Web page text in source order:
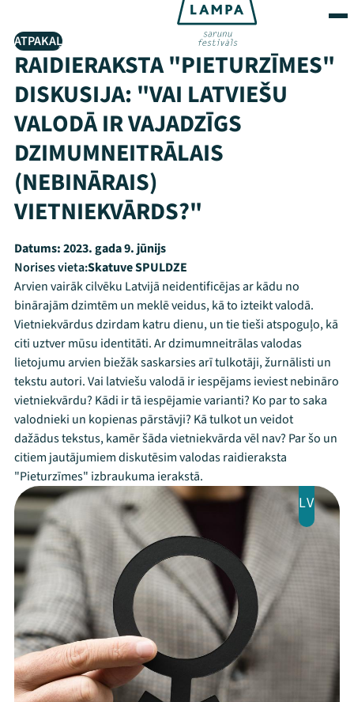
ATPAKAĻ
RAIDIERAKSTA "PIETURZĪMES"
DISKUSIJA: "VAI LATVIEŠU
VALODĀ IR VAJADZĪGS
DZIMUMNEITRĀLAIS
(NEBINĀRAIS)
VIETNIEKVĀRDS?"
Datums:2023. gada 9. jūnijs
Norises vieta:Skatuve SPULDZE
Arvien vairāk cilvēku Latvijā neidentificējas ar kādu no
binārajām dzimtēm un meklē veidus, kā to izteikt valodā.
Vietniekvārdus dzirdam katru dienu, un tie tieši atspoguļo, kā
citi uztver mūsu identitāti. Ar dzimumneitrālas valodas
lietojumu arvien biežāk saskarsies arī tulkotāji, žurnālisti un
tekstu autori. Vai latviešu valodā ir iespējams ieviest nebināro
vietniekvārdu? Kādi ir tā iespējamie varianti? Ko par to saka
valodnieki un kopienas pārstāvji? Kā tulkot un veidot
dažādus tekstus, kamēr šāda vietniekvārda vēl nav? Par šo un
citiem jautājumiem diskutēsim valodas raidieraksta
"Pieturzīmes" izbraukuma ierakstā.
LV